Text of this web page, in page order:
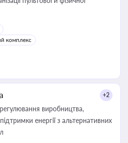
комплекс
+2
виробництва,
енергії з альтернативних